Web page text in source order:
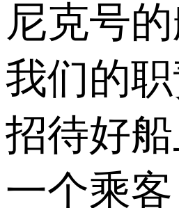
尼克号的
我们的
招待好
一个乘